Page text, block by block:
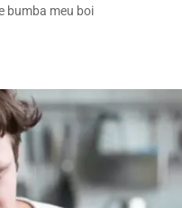
bumba meu boi